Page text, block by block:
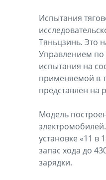
Испытания
Тяньцзинь. Это
Управлением по
испытания на
применяемой в
представлен на
Модель
установке «11 в
запас хода до
зарядки.